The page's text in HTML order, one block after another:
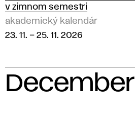
v zimnom semestri
akademický kalendár
23. 11. – 25. 11. 2026
December